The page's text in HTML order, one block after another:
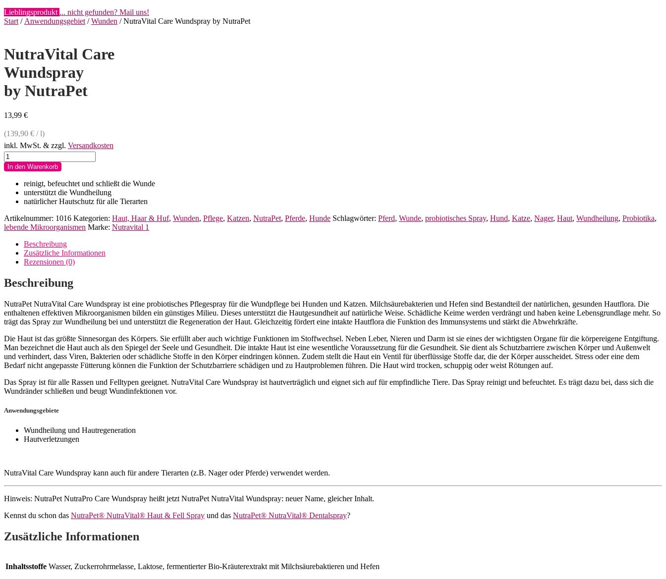
Lieblingsprodukt ... nicht gefunden? Mail uns!
Start / Anwendungsgebiet /Wunden / NutraVital Care Wundspray by NutraPet
NutraVital Care
Wundspray
by NutraPet
13,99 €
(139,90 € /l)
inkl. MwSt. & zzgl. Versandkosten
NutraVital
Care
Wundspray
NutraPet
Menge
In den Warenkorb
reinigt, befeuchtet und schließt die Wunde
unterstützt die Wundheilung
natürlicher Hautschutz für alle Tierarten
Artikelnummer: 1016 Kategorien: Haut, Haar & Huf, Wunden, Pflege, Katzen, NutraPet, Pferde, Hunde Schlagwörter: Pferd, Wunde, probiotisches Spray, Hund, Katze, Nager, Haut, Wundheilung, Probiotika,
lebende Mikroorganismen Marke: Nutravital 1
Beschreibung
Zusätzliche Informationen
Rezensionen (0)
Beschreibung
NutraPet NutraVital Care Wundspray ist eine probiotisches Pflegespray für die Wundpflege bei Hunden und Katzen. Milchsäurebakterien und Hefen sind Bestandteil der natürlichen, gesunden Hautflora. Die
enthaltenen effektiven Mikroorganismen bilden ein günstiges Milieu. Dieses unterstützt die Hautgesundheit auf natürliche Weise. Schädliche Keime werden verdrängt und haben keine Lebensgrundlage mehr. So
trägt das Spray zur Wundheilung bei und unterstützt die Regeneration der Haut. Gleichzeitig fördert eine intakte Hautflora die Funktion des Immunsystems und stärkt die Abwehrkräfte.
Die Haut ist das größte Sinnesorgan des Körpers. Sie erfüllt aber auch wichtige Funktionen im Stoffwechsel. Neben Leber, Nieren und Darm ist sie eines der wichtigsten Organe für die körpereigene Entgiftung.
Man bezeichnet die Haut auch als den Spiegel der Seele und Gesundheit. Die intakte Haut ist eine wesentliche Voraussetzung für die Gesundheit. Sie dient als Schutzbarriere zwischen Körper und Außenwelt
und verhindert, dass Viren, Bakterien oder schädliche Stoffe in den Körper eindringen können. Zudem stellt die Haut ein Ventil für überflüssige Stoffe dar, die der Körper ausscheidet. Stress oder eine dem
Bedarf nicht angepasste Fütterung können die Funktion der Schutzbarriere schädigen und zu Hautproblemen führen. Die Haut wird trocken, schuppig oder weist Rötungen auf.
Das Spray ist für alle Rassen und Felltypen geeignet. NutraVital Care Wundspray ist hautverträglich und eignet sich auf für empfindliche Tiere. Das Spray reinigt und befeuchtet. Es trägt dazu bei, dass sich die
Wundränder schließen und beugt Wundinfektionen vor.
Anwendungsgebiete
Wundheilung und Hautregeneration
Hautverletzungen
NutraVital Care Wundspray kann auch für andere Tierarten (z.B. Nager oder Pferde) verwendet werden.
Hinweis: NutraPet NutraPro Care Wundspray heißt jetzt NutraPet NutraVital Wundspray: neuer Name, gleicher Inhalt.
Kennst du schon das NutraPet® NutraVital® Haut & Fell Spray und das NutraPet® NutraVital® Dentalspray?
Zusätzliche Informationen
Inhaltsstoffe Wasser, Zuckerrohrmelasse, Laktose, fermentierter Bio-Kräuterextrakt mit Milchsäurebaktieren und Hefen